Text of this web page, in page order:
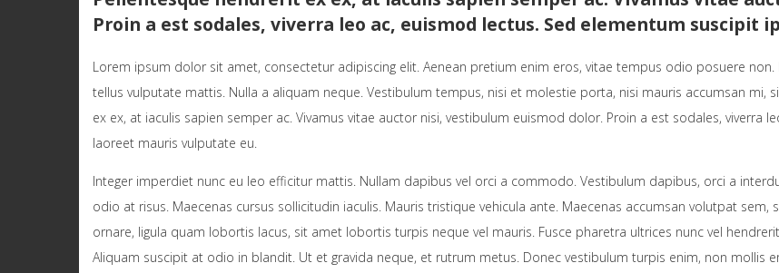
Proin a est sodales, viverra leo ac, euismod lectus. Sed elementum suscipit
Lorem ipsum dolor sit amet, consectetur adipiscing elit. Aenean pretium enim eros, vitae tempus odio posuere
tellus vulputate mattis. Nulla a aliquam neque. Vestibulum tempus, nisi et molestie porta, nisi mauris accumsan
ex ex, at iaculis sapien semper ac. Vivamus vitae auctor nisi, vestibulum euismod dolor. Proin a est sodales, viverra
laoreet mauris vulputate eu.
Integer imperdiet nunc eu leo efficitur mattis. Nullam dapibus vel orci a commodo. Vestibulum dapibus, orci a
odio at risus. Maecenas cursus sollicitudin iaculis. Mauris tristique vehicula ante. Maecenas accumsan volutpat
ornare, ligula quam lobortis lacus, sit amet lobortis turpis neque vel mauris. Fusce pharetra ultrices nunc vel
Aliquam suscipit at odio in blandit. Ut et gravida neque, et rutrum metus. Donec vestibulum turpis enim, non mollis